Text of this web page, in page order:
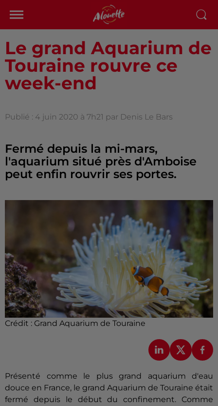
Le grand Aquarium de
Touraine rouvre ce
week-end
Publié : 4 juin 2020 à 7h21 par Denis Le Bars
Fermé depuis la mi-mars,
l'aquarium situé près d'Amboise
peut enfin rouvrir ses portes.
Crédit : Grand Aquarium de Touraine
Présenté comme le plus grand aquarium d'eau
douce en France, le grand Aquarium de Touraine était
fermé depuis le début du confinement. Comme